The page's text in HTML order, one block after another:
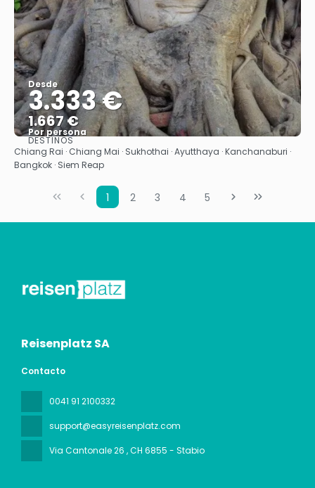
Desde
3.333 €
1.667 €
Por persona
Ver
DESTINOS
Chiang Rai · Chiang Mai · Sukhothai · Ayutthaya · Kanchanaburi ·
Bangkok · Siem Reap
1 2 3 4 5
Reisenplatz SA
Contacto
0041 91 2100332
support@easyreisenplatz.com
Via Cantonale 26 , CH 6855 - Stabio